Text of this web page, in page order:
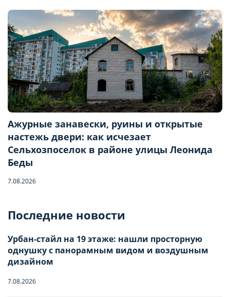
Ажурные занавески, руины и открытые
настежь двери: как исчезает
Сельхозпоселок в районе улицы Леонида
Беды
7.08.2026
Последние новости
Урбан-стайл на 19 этаже: нашли просторную
однушку с панорамным видом и воздушным
дизайном
7.08.2026
Бронирование квартиры
Отправьте запрос, чтобы забронировать
Количество гостей
Заезд